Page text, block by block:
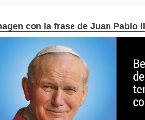
con la frase de Juan Pablo II